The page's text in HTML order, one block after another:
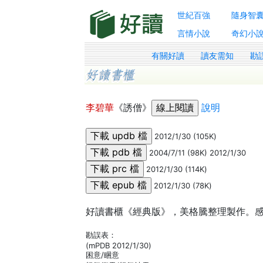
世紀百強 隨身智
言情小說
奇幻小說
有關好讀 讀友需知 勘
李碧華 《誘僧》 說明
2012/1/30 (105K)
2004/7/11 (98K) 2012/1/30
2012/1/30 (114K)
2012/1/30 (78K)
好讀書櫃《經典版》，美格騰整理製作。
勘誤表：
(mPDB 2012/1/30)
困意/睏意